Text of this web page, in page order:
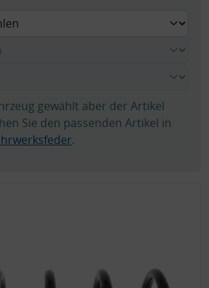
gewählt aber der Artikel
Sie den passenden Artikel in
.